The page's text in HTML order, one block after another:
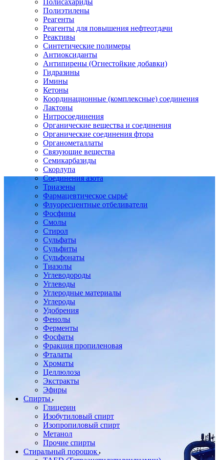
Полисахариды
Полиэтилены
Реагенты
Реагенты для повышения нефтеотдачи
Реактивы
Синтетические полимеры
Антиоксиданты
Антипирены (Огнестойкие добавки)
Гидразины
Имины
Кетоны
Координационные (комплексные) соединения
Лактоны
Нитросоединения
Органические вещества и соединения
Органические соединения фтора
Органометаллаты
Связующие вещества
Семикарбазиды
Скорлупа
Соединения азота
Триазены
Фармацевтическое сырьё
Флуоресцентные отбеливатели
Фосфины
Смолы
Стирол
Сульфаты
Сульфиты
Сульфонаты
Тиазолы
Углеводороды
Углеводы
Углеродные материалы
Углероды
Удобрения
Фенолы
Ферменты
Фосфаты
Фракция пропиленовая
Фталаты
Хроматы
Целлюлоза
Экстракты
Эфиры
Спирты
Глицерин
Изобутиловый спирт
Изопропиловый спирт
Метанол
Прочие спирты
Стиральный порошок